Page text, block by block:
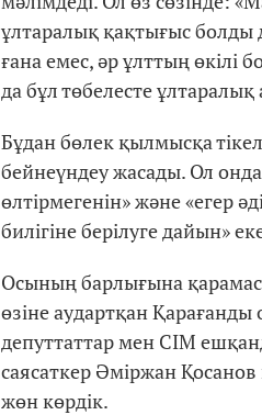
ұлтаралық қақтығыс болды
ғана емес, әр ұлттың өкілі
да бұл төбелесте
Бұдан бөлек қылмысқа
бейнеүндеу жасады. Ол онда
өлтірмегенін» және «егер
билігіне берілуге дайын»
Осының барлығына
өзіне аудартқан
депуттаттар мен СІМ
саясаткер Әміржан
жөн көрдік.